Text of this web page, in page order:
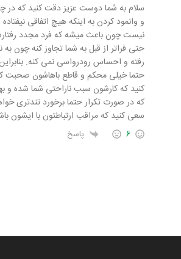
سلام به شما دوست عزیز دقت کنید که
و وانمود کردن به اینکه هیچ اتفاقی
نیست چون باعث میشه که فرد مجدد
حتی فراتر از قبل به شما تجاوز کنه چون
رفته و احساس رودرواسی نمی کنه.
حتما خیلی محکم و قاطع باهاشون صحبت
کنید که کارشون سبب ناراحتی شما شده و
که در صورت تکرار حتما برخورد تندتری
سعی کنید که مراقب ارتباطتون با ایشون
6 پاسخ